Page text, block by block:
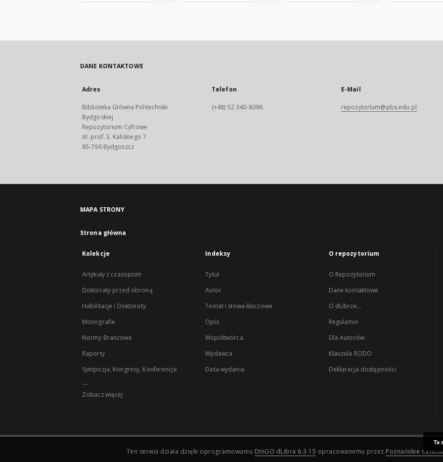
DANE KONTAKTOWE
Adres
Biblioteka Główna Politechniki
Bydgoskiej
Repozytorium Cyfrowe
Al. prof. S. Kaliskiego 7
85-796 Bydgoszcz
Telefon
(+48) 52 340-8096
E-Mail
repozytorium@pbs.edu.pl
MAPA STRONY
Strona główna
Kolekcje
Artykuły z czasopism
Doktoraty przed obroną
Habilitacje i Doktoraty
Monografie
Normy Branżowe
Raporty
Sympozja, Kongresy, Konferencje
...
Zobacz więcej
Indeksy
Tytuł
Autor
Temat i słowa kluczowe
Opis
Współtwórca
Wydawca
Data wydania
O repozytorium
O Repozytorium
Dane kontaktowe
O dLibrze...
Regulamin
Dla Autorów
Klauzula RODO
Deklaracja dostępności
Ten serwis działa dzięki oprogramowaniu DInGO dLibra 6.3.15 opracowanemu przez Poznańskie
Ta